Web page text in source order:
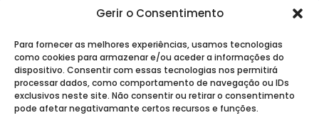
Gerir o Consentimento
Para fornecer as melhores experiências, usamos tecnologias
como cookies para armazenar e/ou aceder a informações do
dispositivo. Consentir com essas tecnologias nos permitirá
processar dados, como comportamento de navegação ou IDs
exclusivos neste site. Não consentir ou retirar o consentimento
pode afetar negativamante certos recursos e funções.
SITE INSTITUCIONAL
POLÍTICA DE PRIVACIDADE